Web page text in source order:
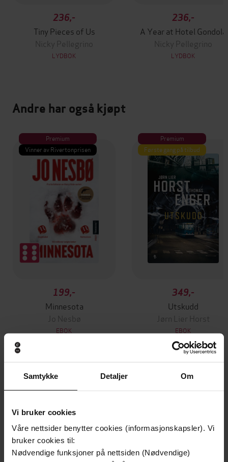
Samtykke Detaljer Om
Vi bruker cookies
Våre nettsider benytter cookies (informasjonskapsler). Vi
bruker cookies til:
Nødvendige funksjoner på nettsiden (Nødvendige)
236,-
Tiny Pieces of Us
Nicky Pellegrino
LYDBOK
236,-
A Year at Hotel Gondola
Nicky Pellegrino
LYDBOK
Andre har også kjøpt
Premium
Vinner av Rivertonprisen
199,-
Minnesota
Jo Nesbø
EBOK
Premium
Første gang på tilbud
349,-
Utskudd
Jørn Lier Horst
EBOK
Orion
Utgitt 20.04.2023